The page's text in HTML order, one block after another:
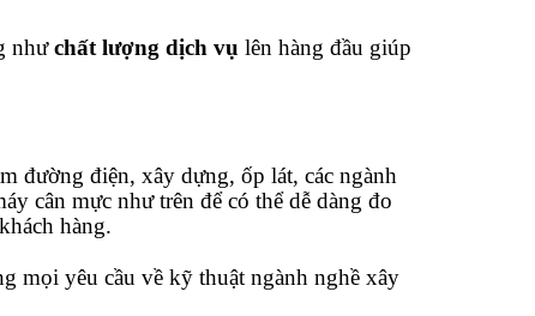
nhưchất lượng dịch vụ lên hàng đầu giúp
đường điện, xây dựng, ốp lát, các ngành
cân mực như trên để có thể dễ dàng đo
hàng.
mọi yêu cầu về kỹ thuật ngành nghề xây